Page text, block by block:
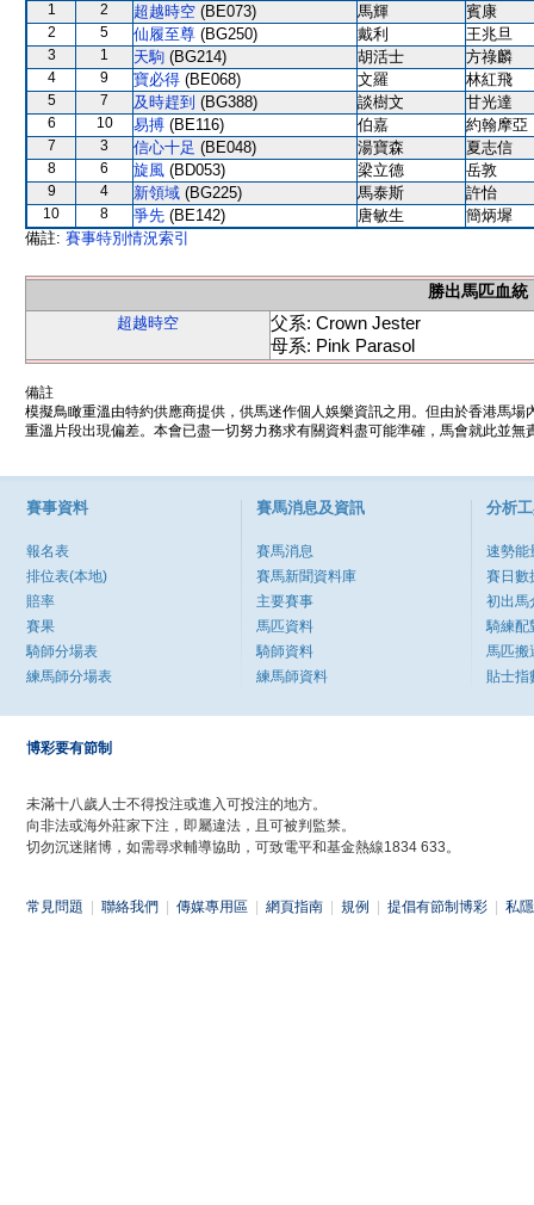
1 2 超越時空 (BE073) 馬輝 賓康
2 5 仙履至尊 (BG250) 戴利 王兆旦
3 1 天駒 (BG214) 胡活士 方祿麟
4 9 寶必得 (BE068) 文羅 林紅飛
5 7 及時趕到 (BG388) 談樹文 甘光達
6 10 易搏 (BE116) 伯嘉 約翰摩亞
7 3 信心十足 (BE048) 湯寶森 夏志信
8 6 旋風 (BD053) 梁立德 岳敦
9 4 新領域 (BG225) 馬泰斯 許怡
10 8 爭先 (BE142) 唐敏生
簡炳墀
備註: 賽事特別情況索引
勝出馬匹血統
超越時空
父系: Crown Jester
母系: Pink Parasol
備註
模擬鳥瞰重溫由特約供應商提供，供馬迷作個人娛樂資訊之用。但由於香港馬
重溫片段出現偏差。本會已盡一切努力務求有關資料盡可能準確，馬會就此並
賽事資料
報名表
排位表(本地)
賠率
賽果
騎師分場表
練馬師分場表
賽馬消息及資訊
賽馬消息
賽馬新聞資料庫
主要賽事
馬匹資料
騎師資料
練馬師資料
分析
速勢能
賽日數
初出馬
騎練配
馬匹搬
貼士指
博彩要有節制
未滿十八歲人士不得投注或進入可投注的地方。
向非法或海外莊家下注，即屬違法，且可被判監禁。
切勿沉迷賭博，如需尋求輔導協助，可致電平和基金熱線1834 633。
常見問題 聯絡我們 傳媒專用區 網頁指南 規例 提倡有節制博彩 私